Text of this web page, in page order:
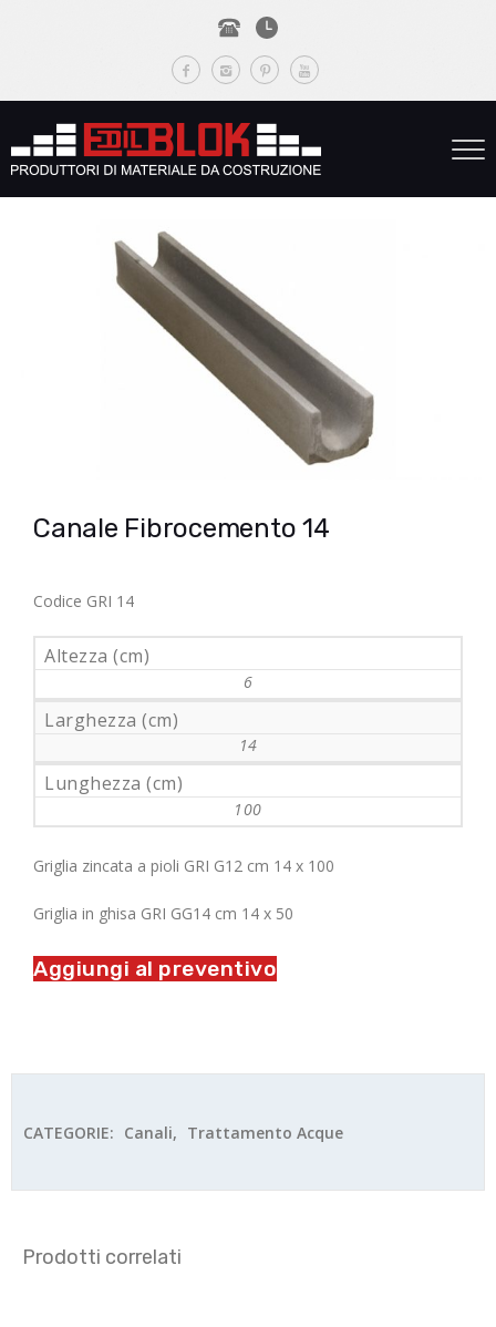
Canale Fibrocemento 14
Codice GRI 14
Altezza (cm)
6
Larghezza (cm)
14
Lunghezza (cm)
100
Griglia zincata a pioli GRI G12 cm 14 x 100
Griglia in ghisa GRI GG14 cm 14 x 50
Aggiungi al preventivo
CATEGORIE: Canali, Trattamento Acque
Prodotti correlati